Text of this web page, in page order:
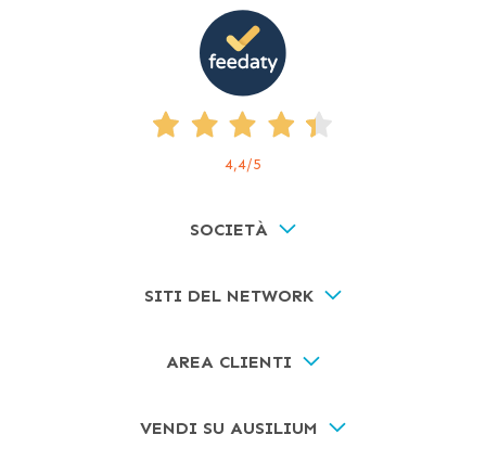
4,4/5
SOCIETÀ
SITI DEL NETWORK
AREA CLIENTI
VENDI SU AUSILIUM